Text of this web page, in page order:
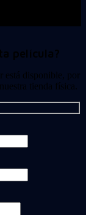
película?
está disponible, por
tienda física.